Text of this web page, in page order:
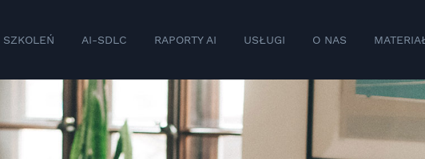
SZKOLEŃ AI-SDLC RAPORTY AI USŁUGI O NAS